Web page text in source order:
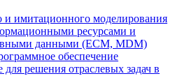
и имитационного моделирования
ресурсами и
данными (ECM, MDM)
обеспечение
решения отраслевых задач в